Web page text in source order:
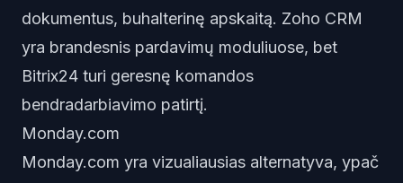
dokumentus, buhalterinę apskaitą. Zoho CRM
yra brandesnis pardavimų moduliuose, bet
Bitrix24 turi geresnę komandos
bendradarbiavimo patirtį.
Monday.com
Monday.com yra vizualiausias alternatyva, ypač